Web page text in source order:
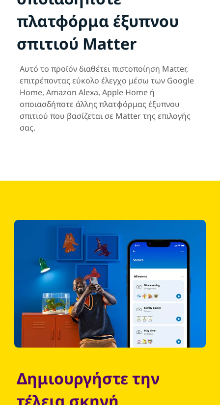
πλατφόρμα έξυπνου
σπιτιού Matter
Αυτό το προϊόν διαθέτει πιστοποίηση Matter,
επιτρέποντας εύκολο έλεγχο μέσω των Google
Home, Amazon Alexa, Apple Home ή
οποιασδήποτε άλλης πλατφόρμας έξυπνου
σπιτιού που βασίζεται σε Matter της επιλογής
σας.
Δημιουργήστε την